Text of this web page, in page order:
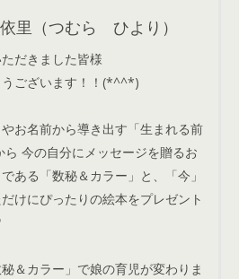
里（つむら ひより）
だきました皆様
うございます！！(*^^*)
お名前から導き出す「生まれる前
ら 今の自分にメッセージを贈るお
ある「数秘＆カラー」と、「今」
けにぴったりの絵本をプレゼント
＆カラー」で娘の育児が変わりま